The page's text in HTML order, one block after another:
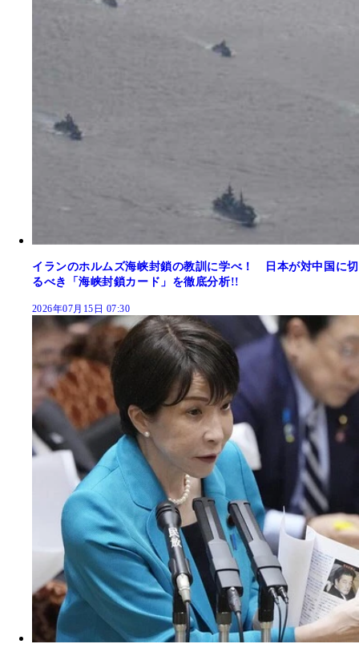
イランのホルムズ海峡封鎖の教訓に学べ！ 日本が対中国に切
るべき「海峡封鎖カード」を徹底分析!!
2026年07月15日 07:30